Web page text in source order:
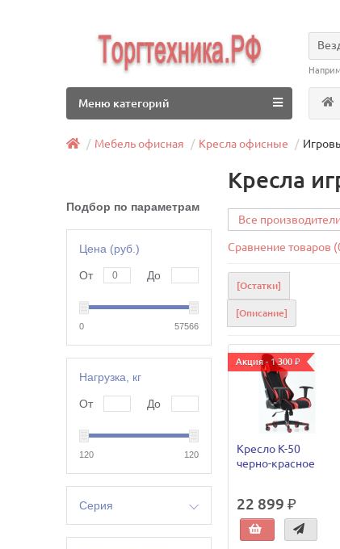
Меню категорий
Мебель офисная Кресла офисные
Подбор по параметрам
Цена (руб.)
От До
0 57566
Нагрузка, кг
От До
120 120
Серия
Бюрократ
Кресла
Все
Сравнение товаров
[Остатки]
[Описание]
Акция - 1 300 ₽
Кресло K-50
черно-красное
22 899 ₽